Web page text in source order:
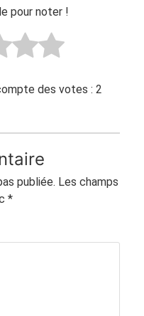
pour noter !
des votes :2
publiée. Les champs
*